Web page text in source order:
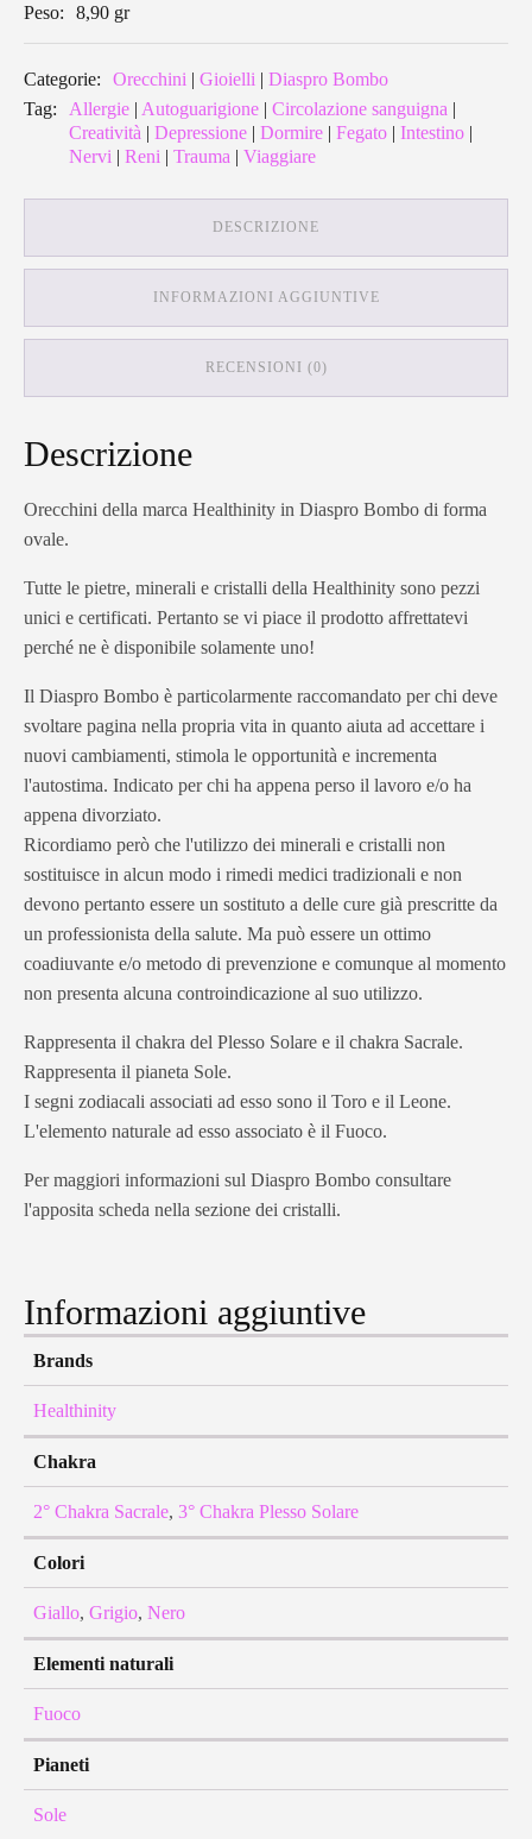
Peso:
8,90 gr
Categorie: Orecchini | Gioielli | Diaspro Bombo
Tag:
Allergie | Autoguarigione | Circolazione sanguigna |
Creatività | Depressione | Dormire | Fegato | Intestino |
Nervi | Reni | Trauma | Viaggiare
DESCRIZIONE
INFORMAZIONI AGGIUNTIVE
RECENSIONI (0)
Descrizione
Orecchini della marca Healthinity in Diaspro Bombo di forma
ovale.
Tutte le pietre, minerali e cristalli della Healthinity sono pezzi
unici e certificati. Pertanto se vi piace il prodotto affrettatevi
perché ne è disponibile solamente uno!
Il Diaspro Bombo è particolarmente raccomandato per chi deve
svoltare pagina nella propria vita in quanto aiuta ad accettare i
nuovi cambiamenti, stimola le opportunità e incrementa
l'autostima. Indicato per chi ha appena perso il lavoro e/o ha
appena divorziato.
Ricordiamo però che l'utilizzo dei minerali e cristalli non
sostituisce in alcun modo i rimedi medici tradizionali e non
devono pertanto essere un sostituto a delle cure già prescritte da
un professionista della salute. Ma può essere un ottimo
coadiuvante e/o metodo di prevenzione e comunque al momento
non presenta alcuna controindicazione al suo utilizzo.
Rappresenta il chakra del Plesso Solare e il chakra Sacrale.
Rappresenta il pianeta Sole.
I segni zodiacali associati ad esso sono il Toro e il Leone.
L'elemento naturale ad esso associato è il Fuoco.
Per maggiori informazioni sul Diaspro Bombo consultare
l'apposita scheda nella sezione dei cristalli.
Informazioni aggiuntive
Brands
Healthinity
Chakra
2° Chakra Sacrale, 3° Chakra Plesso Solare
Colori
Giallo, Grigio, Nero
Elementi naturali
Fuoco
Pianeti
Sole